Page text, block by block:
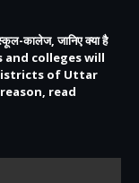
कालेज, जानिए क्या है
and colleges will
of Uttar
read